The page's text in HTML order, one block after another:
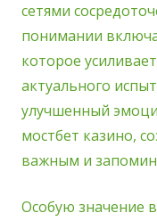
сетями
понимании
которое
актуального
улучшенный
мостбет казино,
важным и
Особую значение